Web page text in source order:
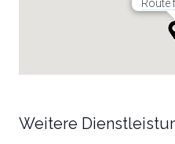
Route
Weitere